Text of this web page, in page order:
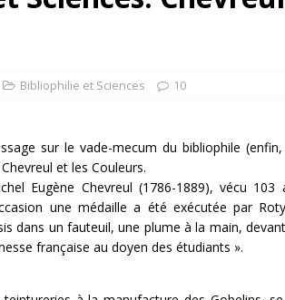
Bibliophilie et Sciences 10
sur le vade-mecum du bibliophile
et les Couleurs.
Eugène Chevreul (1786-1889), vécu
une médaille a été exécutée par
dans un fauteuil, une plume à la main,
française au doyen des étudiants ».